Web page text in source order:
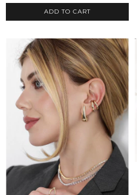
ADD TO CART